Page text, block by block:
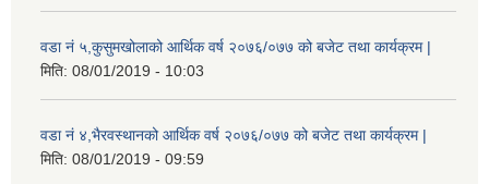
वडा नं ५,कुसुमखोलाको आर्थिक वर्ष २०७६/०७७ को बजेट तथा कार्यक्रम |
मिति: 08/01/2019 - 10:03
वडा नं ४,भैरवस्थानको आर्थिक वर्ष २०७६/०७७ को बजेट तथा कार्यक्रम |
मिति: 08/01/2019 - 09:59